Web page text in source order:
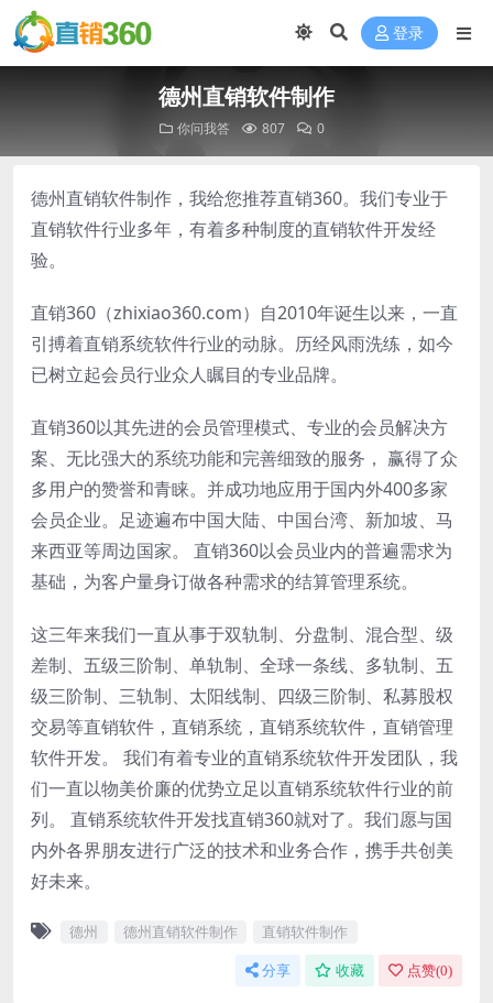
登录
德州直销软件制作
你问我答 807 0
德州直销软件制作，我给您推荐直销360。我们专业于
直销软件行业多年，有着多种制度的直销软件开发经
验。
直销360（zhixiao360.com）自2010年诞生以来，一直
引搏着直销系统软件行业的动脉。历经风雨洗练，如今
已树立起会员行业众人瞩目的专业品牌。
直销360以其先进的会员管理模式、专业的会员解决方
案、无比强大的系统功能和完善细致的服务， 赢得了众
多用户的赞誉和青睐。并成功地应用于国内外400多家
会员企业。足迹遍布中国大陆、中国台湾、新加坡、马
来西亚等周边国家。 直销360以会员业内的普遍需求为
基础，为客户量身订做各种需求的结算管理系统。
这三年来我们一直从事于双轨制、分盘制、混合型、级
差制、五级三阶制、单轨制、全球一条线、多轨制、五
级三阶制、三轨制、太阳线制、四级三阶制、私募股权
交易等直销软件，直销系统，直销系统软件，直销管理
软件开发。 我们有着专业的直销系统软件开发团队，我
们一直以物美价廉的优势立足以直销系统软件行业的前
列。 直销系统软件开发找直销360就对了。我们愿与国
内外各界朋友进行广泛的技术和业务合作，携手共创美
好未来。
德州 德州直销软件制作 直销软件制作
分享 收藏 点赞(0)